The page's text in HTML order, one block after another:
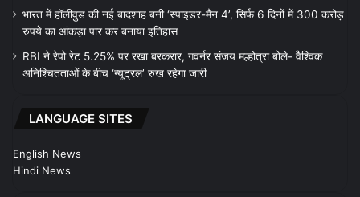
भारत में हॉलीवुड की नई बादशाह बनी ‘स्पाइडर-मैन 4’, सिर्फ 6 दिनों में 300 करोड़
रुपये का आंकड़ा पार कर बनाया इतिहास
RBI ने रेपो रेट 5.25% पर रखा बरकरार, गवर्नर संजय मल्होत्रा बोले- वैश्विक
अनिश्चितताओं के बीच ‘न्यूट्रल’ रुख रहेगा जारी
LANGUAGE SITES
English News
Hindi News